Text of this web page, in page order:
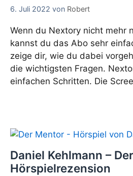
6. Juli 2022 von Robert
Wenn du Nextory nicht mehr
kannst du das Abo sehr
zeige dir, wie du dabei
die wichtigsten Fragen.
einfachen Schritten. Die
Daniel Kehlmann –
Hörspielrezension